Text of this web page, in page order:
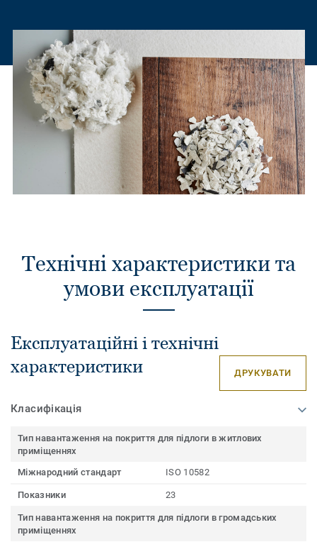
Технічні характеристики та
умови експлуатації
Експлуатаційні і технічні
характеристики
ДРУКУВАТИ
Класифікація
Тип навантаження на покриття для підлоги в житлових
приміщеннях
Міжнародний стандарт
ISO 10582
Показники 23
Тип навантаження на покриття для підлоги в громадських
приміщеннях